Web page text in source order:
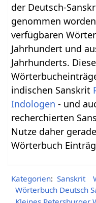
der Deutsch-
genommen
verfügbaren
Jahrhundert und
Jahrhunderts.
indischen Sanskrit
Indologen - und
recherchierten
Nutze daher
Wörterbuch
Kategorien: Sanskrit
Wörterbuch Deutsch